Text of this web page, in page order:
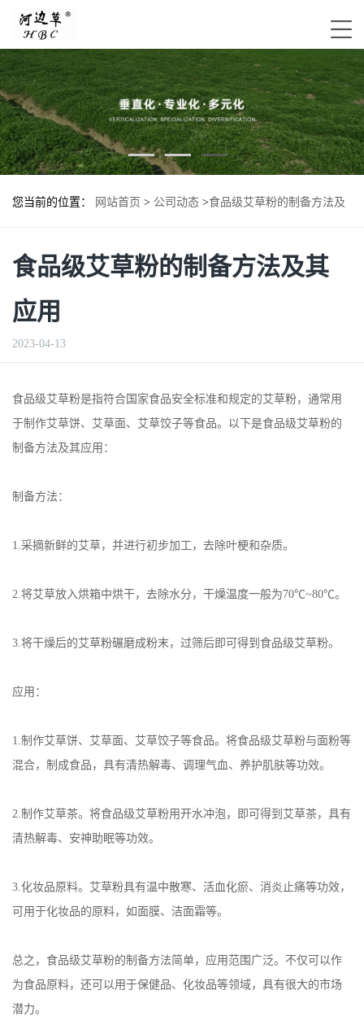
您当前的位置： 网站首页 > 公司动态 >食品级艾草粉的制备方法及
食品级艾草粉的制备方法及其
应用
2023-04-13
食品级艾草粉是指符合国家食品安全标准和规定的艾草粉，通常用
于制作艾草饼、艾草面、艾草饺子等食品。以下是食品级艾草粉的
制备方法及其应用：
制备方法：
1.采摘新鲜的艾草，并进行初步加工，去除叶梗和杂质。
2.将艾草放入烘箱中烘干，去除水分，干燥温度一般为70℃~80℃。
3.将干燥后的艾草粉碾磨成粉末，过筛后即可得到食品级艾草粉。
应用：
1.制作艾草饼、艾草面、艾草饺子等食品。将食品级艾草粉与面粉等
混合，制成食品，具有清热解毒、调理气血、养护肌肤等功效。
2.制作艾草茶。将食品级艾草粉用开水冲泡，即可得到艾草茶，具有
清热解毒、安神助眠等功效。
3.化妆品原料。艾草粉具有温中散寒、活血化瘀、消炎止痛等功效，
可用于化妆品的原料，如面膜、洁面霜等。
总之，食品级艾草粉的制备方法简单，应用范围广泛。不仅可以作
为食品原料，还可以用于保健品、化妆品等领域，具有很大的市场
潜力。